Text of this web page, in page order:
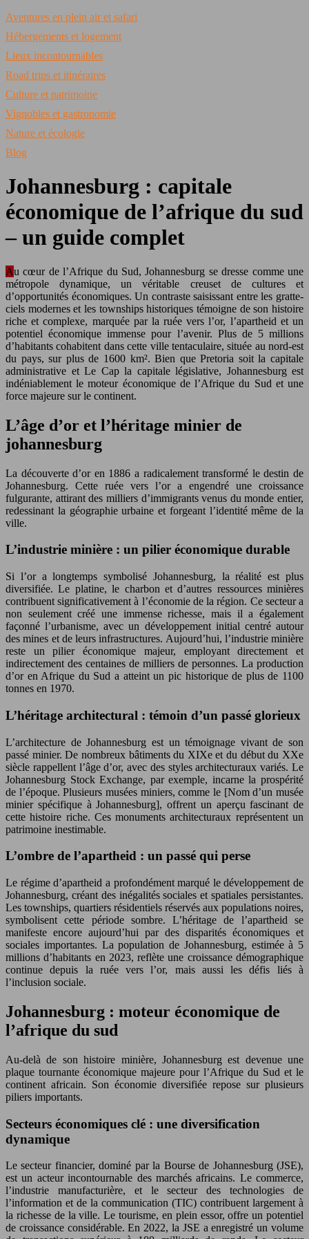
Aventures en plein air et safari
Hébergements et logement
Lieux incontournables
Road trips et itinéraires
Culture et patrimoine
Vignobles et gastronomie
Nature et écologie
Blog
Johannesburg : capitale
économique de l’afrique du sud
– un guide complet
Au cœur de l’Afrique du Sud, Johannesburg se dresse comme une
métropole dynamique, un véritable creuset de cultures et
d’opportunités économiques. Un contraste saisissant entre les gratte-
ciels modernes et les townships historiques témoigne de son histoire
riche et complexe, marquée par la ruée vers l’or, l’apartheid et un
potentiel économique immense pour l’avenir. Plus de 5 millions
d’habitants cohabitent dans cette ville tentaculaire, située au nord-est
du pays, sur plus de 1600 km². Bien que Pretoria soit la capitale
administrative et Le Cap la capitale législative, Johannesburg est
indéniablement le moteur économique de l’Afrique du Sud et une
force majeure sur le continent.
L’âge d’or et l’héritage minier de
johannesburg
La découverte d’or en 1886 a radicalement transformé le destin de
Johannesburg. Cette ruée vers l’or a engendré une croissance
fulgurante, attirant des milliers d’immigrants venus du monde entier,
redessinant la géographie urbaine et forgeant l’identité même de la
ville.
L’industrie minière : un pilier économique durable
Si l’or a longtemps symbolisé Johannesburg, la réalité est plus
diversifiée. Le platine, le charbon et d’autres ressources minières
contribuent significativement à l’économie de la région. Ce secteur a
non seulement créé une immense richesse, mais il a également
façonné l’urbanisme, avec un développement initial centré autour
des mines et de leurs infrastructures. Aujourd’hui, l’industrie minière
reste un pilier économique majeur, employant directement et
indirectement des centaines de milliers de personnes. La production
d’or en Afrique du Sud a atteint un pic historique de plus de 1100
tonnes en 1970.
L’héritage architectural : témoin d’un passé glorieux
L’architecture de Johannesburg est un témoignage vivant de son
passé minier. De nombreux bâtiments du XIXe et du début du XXe
siècle rappellent l’âge d’or, avec des styles architecturaux variés. Le
Johannesburg Stock Exchange, par exemple, incarne la prospérité
de l’époque. Plusieurs musées miniers, comme le [Nom d’un musée
minier spécifique à Johannesburg], offrent un aperçu fascinant de
cette histoire riche. Ces monuments architecturaux représentent un
patrimoine inestimable.
L’ombre de l’apartheid : un passé qui perse
Le régime d’apartheid a profondément marqué le développement de
Johannesburg, créant des inégalités sociales et spatiales persistantes.
Les townships, quartiers résidentiels réservés aux populations noires,
symbolisent cette période sombre. L’héritage de l’apartheid se
manifeste encore aujourd’hui par des disparités économiques et
sociales importantes. La population de Johannesburg, estimée à 5
millions d’habitants en 2023, reflète une croissance démographique
continue depuis la ruée vers l’or, mais aussi les défis liés à
l’inclusion sociale.
Johannesburg : moteur économique de
l’afrique du sud
Au-delà de son histoire minière, Johannesburg est devenue une
plaque tournante économique majeure pour l’Afrique du Sud et le
continent africain. Son économie diversifiée repose sur plusieurs
piliers importants.
Secteurs économiques clé : une diversification
dynamique
Le secteur financier, dominé par la Bourse de Johannesburg (JSE),
est un acteur incontournable des marchés africains. Le commerce,
l’industrie manufacturière, et le secteur des technologies de
l’information et de la communication (TIC) contribuent largement à
la richesse de la ville. Le tourisme, en plein essor, offre un potentiel
de croissance considérable. En 2022, la JSE a enregistré un volume